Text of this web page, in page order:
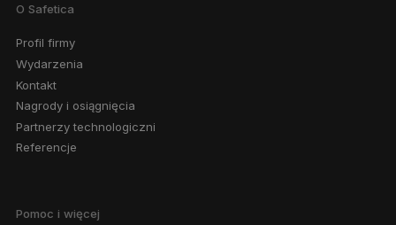
O Safetica
Profil firmy
Wydarzenia
Kontakt
Nagrody i osiągnięcia
Partnerzy technologiczni
Referencje
Pomoc i więcej